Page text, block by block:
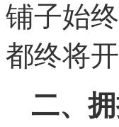
铺子始
都终将
二、